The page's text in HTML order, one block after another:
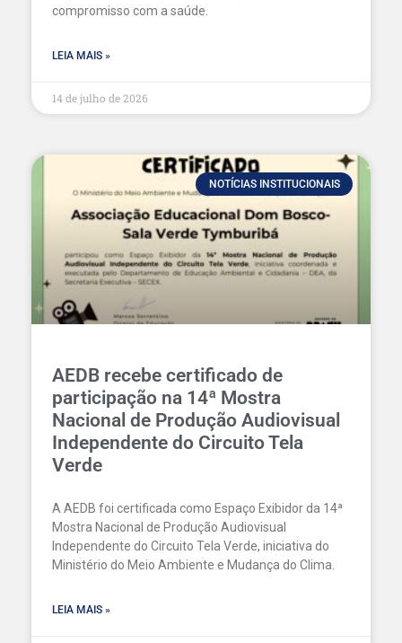
compromisso com a saúde.
LEIA MAIS »
14 de julho de 2026
NOTÍCIAS INSTITUCIONAIS
AEDB recebe certificado de
participação na 14ª Mostra
Nacional de Produção Audiovisual
Independente do Circuito Tela
Verde
A AEDB foi certificada como Espaço Exibidor da 14ª
Mostra Nacional de Produção Audiovisual
Independente do Circuito Tela Verde, iniciativa do
Ministério do Meio Ambiente e Mudança do Clima.
LEIA MAIS »